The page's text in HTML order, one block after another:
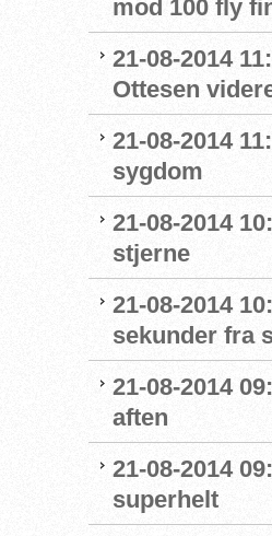
mod 100 fly
21-08-2014
Ottesen
21-08-2014
sygdom
21-08-2014
stjerne
21-08-2014
sekunder fra
21-08-2014
aften
21-08-2014
superhelt